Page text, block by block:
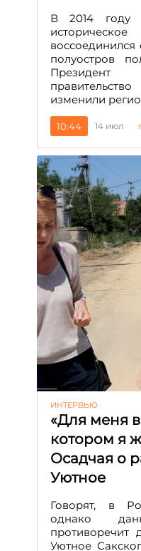
В 2014 году
полуостров
изменили
10:44 14 июл
ИНТЕРВЬЮ
«Для меня
котором я
Осадчая о
Уютное
Говорят, в
однако
противоречит
Уютное